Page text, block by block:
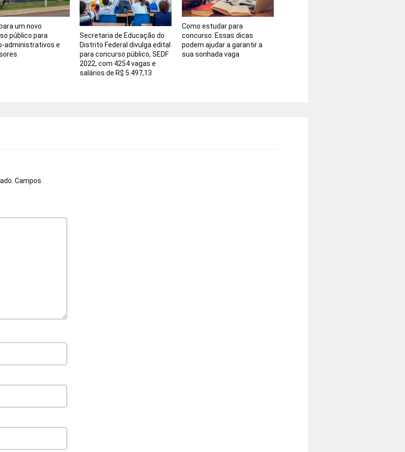
um novo
público para
administrativos e
Secretaria de Educação do
Distrito Federal divulga edital
para concurso público, SEDF
2022, com 4254 vagas e
salários de R$ 5.497,13
Como estudar para
concurso: Essas dicas
podem ajudar a garantir a
sua sonhada vaga
Campos